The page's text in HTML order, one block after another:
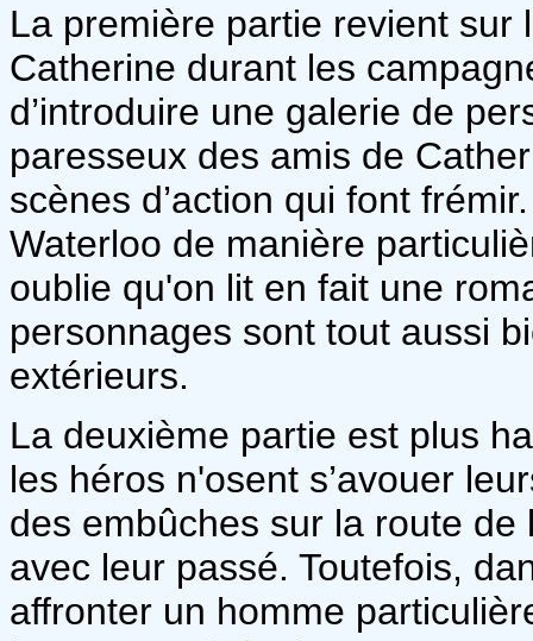
La première partie revient
Catherine durant les
d’introduire une galerie de
paresseux des amis de
scènes d’action qui font
Waterloo de manière
oublie qu'on lit en fait une
personnages sont tout aussi
extérieurs.
La deuxième partie est plus
les héros n'osent s’avouer
des embûches sur la route
avec leur passé. Toutefois,
affronter un homme